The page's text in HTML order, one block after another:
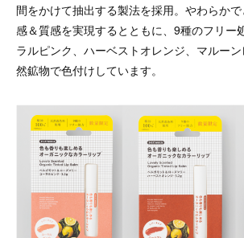
間をかけて抽出する製法を採用。やわらか
感＆質感を実現するとともに、9種のフリー
ラルピンク、ハーベストオレンジ、マルー
然鉱物で色付けしています。